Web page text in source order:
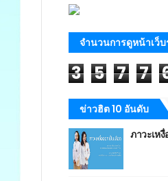
จำนวนการดูหน้าเว็
3 5 7 7
ข่าวฮิต 10 อันดับ
ภาวะเห